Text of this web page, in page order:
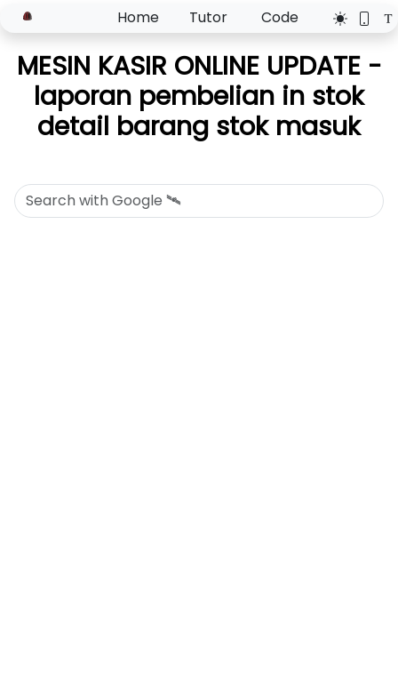
Home Tutor Code
MESIN KASIR ONLINE UPDATE -
laporan pembelian in stok
detail barang stok masuk